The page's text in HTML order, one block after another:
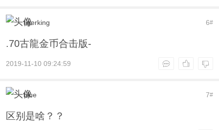
6#
tigerking
.70古龍金币合击版-
2019-11-10 09:24:59
7#
blue
区别是啥？？